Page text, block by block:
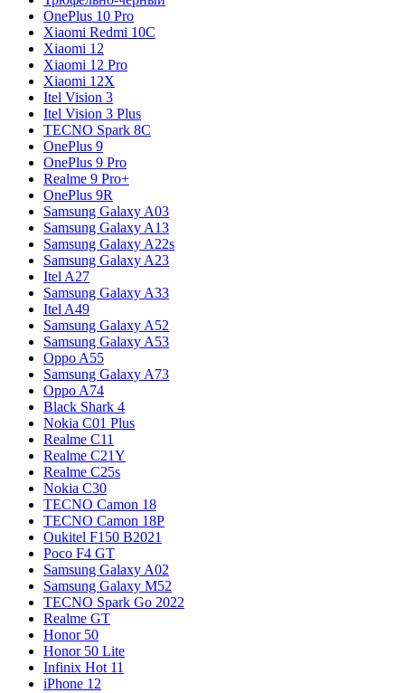
OnePlus 10 Pro
Xiaomi Redmi 10C
Xiaomi 12
Xiaomi 12 Pro
Xiaomi 12X
Itel Vision 3
Itel Vision 3 Plus
TECNO Spark 8C
OnePlus 9
OnePlus 9 Pro
Realme 9 Pro+
OnePlus 9R
Samsung Galaxy A03
Samsung Galaxy A13
Samsung Galaxy A22s
Samsung Galaxy A23
Itel A27
Samsung Galaxy A33
Itel A49
Samsung Galaxy A52
Samsung Galaxy A53
Oppo A55
Samsung Galaxy A73
Oppo A74
Black Shark 4
Nokia C01 Plus
Realme C11
Realme C21Y
Realme C25s
Nokia C30
TECNO Camon 18
TECNO Camon 18P
Oukitel F150 B2021
Poco F4 GT
Samsung Galaxy A02
Samsung Galaxy M52
TECNO Spark Go 2022
Realme GT
Honor 50
Honor 50 Lite
Infinix Hot 11
iPhone 12